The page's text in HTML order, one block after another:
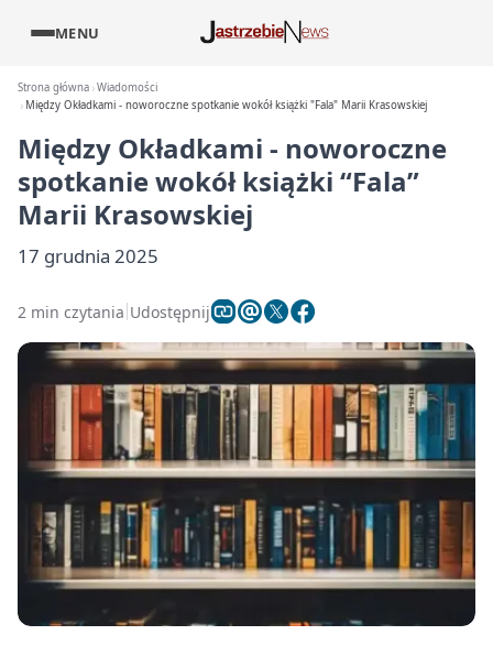
MENU
Strona główna Wiadomości
Między Okładkami - noworoczne spotkanie wokół książki "Fala" Marii Krasowskiej
Między Okładkami - noworoczne
spotkanie wokół książki “Fala”
Marii Krasowskiej
17 grudnia 2025
2 min czytania Udostępnij